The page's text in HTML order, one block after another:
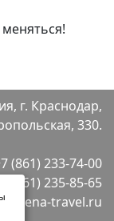
г. Краснодар,
330.
(861) 233-74-00
+7 (861) 235-85-65
travel.ru